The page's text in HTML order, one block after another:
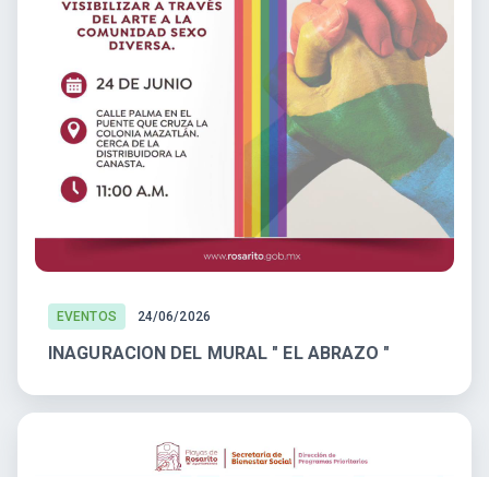
EVENTOS 24/06/2026
INAGURACION DEL MURAL " EL ABRAZO "